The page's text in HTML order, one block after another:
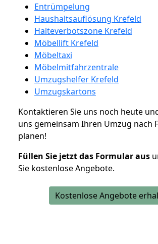
Entrümpelung
Haushaltsauflösung Krefeld
Halteverbotszone Krefeld
Möbellift Krefeld
Möbeltaxi
Möbelmitfahrzentrale
Umzugshelfer Krefeld
Umzugskartons
Kontaktieren Sie uns noch heute
uns gemeinsam Ihren Umzug nach
planen!
Füllen Sie jetzt das Formular aus
Sie kostenlose Angebote.
Kostenlose Angebote